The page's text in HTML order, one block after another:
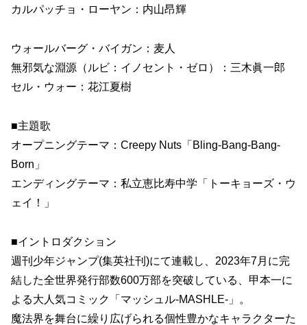
カルパッチョ・ローヤン：内山昂輝
ウォールバーグ・バイガン：麦人
無邪気な淵源（ルビ：イノセント・ゼロ）：三木眞一郎
セル・ウォー：花江夏樹
■主題歌
オープニングテーマ：Creepy Nuts「Bling-Bang-Bang-
Born」
エンディングテーマ：私立恵比寿中学「トーキョーズ・ウ
ェイ！」
■イントロダクション
週刊少年ジャンプ(集英社刊)にて連載し、2023年7月に完
結した全世界発行部数600万部を突破している、甲本一に
よる大人気コミック「マッシュル-MASHLE-」。
魔法界を舞台に繰り広げられる個性豊かなキャラクターた